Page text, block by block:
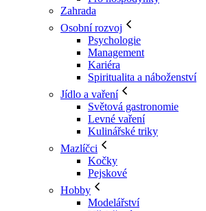
Zahrada
Osobní rozvoj
Psychologie
Management
Kariéra
Spiritualita a náboženství
Jídlo a vaření
Světová gastronomie
Levné vaření
Kulinářské triky
Mazlíčci
Kočky
Pejskové
Hobby
Modelářství